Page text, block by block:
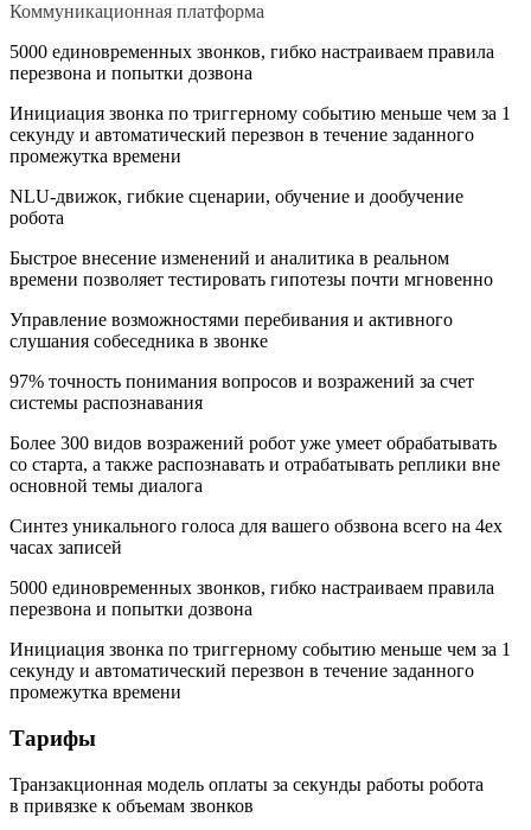
Коммуникационная платформа
5000 единовременных звонков, гибко настраиваем правила
перезвона и попытки дозвона
Инициация звонка по триггерному событию меньше чем за 1
секунду и автоматический перезвон в течение заданного
промежутка времени
NLU-движок, гибкие сценарии, обучение и дообучение
робота
Быстрое внесение изменений и аналитика в реальном
времени позволяет тестировать гипотезы почти мгновенно
Управление возможностями перебивания и активного
слушания собеседника в звонке
97% точность понимания вопросов и возражений за счет
системы распознавания
Более 300 видов возражений робот уже умеет обрабатывать
со старта, а также распознавать и отрабатывать реплики вне
основной темы диалога
Синтез уникального голоса для вашего обзвона всего на 4ех
часах записей
5000 единовременных звонков, гибко настраиваем правила
перезвона и попытки дозвона
Инициация звонка по триггерному событию меньше чем за 1
секунду и автоматический перезвон в течение заданного
промежутка времени
Тарифы
Транзакционная модель оплаты за секунды работы робота
в привязке к объемам звонков